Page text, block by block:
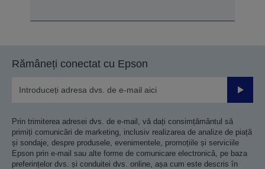
Rămâneți conectat cu Epson
Prin trimiterea adresei dvs. de e-mail, vă dați consimțământul să
primiți comunicări de marketing, inclusiv realizarea de analize de piață
și sondaje, despre produsele, evenimentele, promoțiile și serviciile
Epson prin e-mail sau alte forme de comunicare electronică, pe baza
preferințelor dvs. și conduitei dvs. online, așa cum este descris în